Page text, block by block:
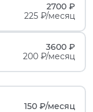
2700 ₽
225 ₽/месяц
3600 ₽
200 ₽/месяц
150 ₽/месяц